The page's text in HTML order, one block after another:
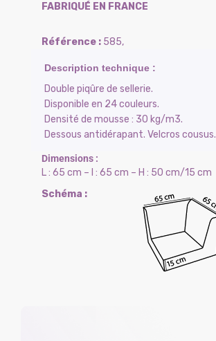
FABRIQUÉ EN FRANCE
585,
Double piqûre de sellerie.
Disponible en 24 couleurs.
Densité de mousse : 30 kg/m3.
Dessous antidérapant. Velcros cousus.
L : 65 cm – l : 65 cm – H : 50 cm/15 cm